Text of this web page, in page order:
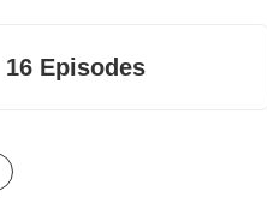
16 Episodes